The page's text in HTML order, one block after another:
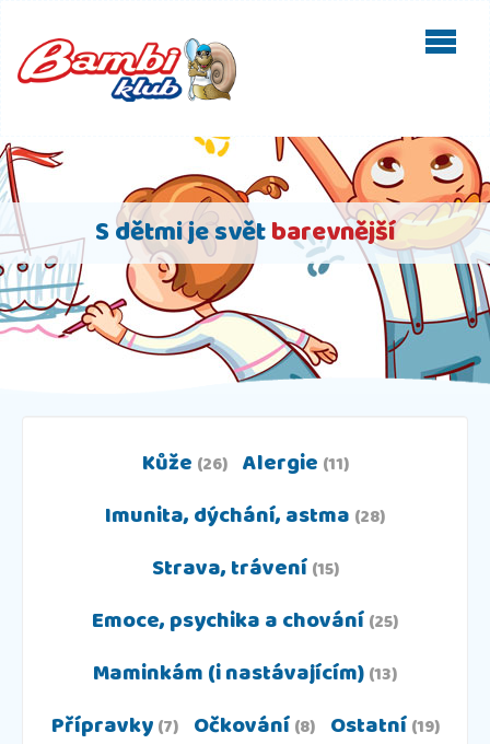
S dětmi je světbarevnější
Kůže (26) Alergie (11)
Imunita, dýchání, astma (28)
Strava, trávení (15)
Emoce, psychika a chování (25)
Maminkám (i nastávajícím) (13)
Přípravky (7) Očkování (8) Ostatní (19)